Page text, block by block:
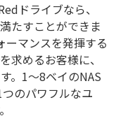
ドライブなら、
たすことができま
ーマンスを発揮する
求めるお客様に、
。1～8ベイのNAS
のパワフルなユ